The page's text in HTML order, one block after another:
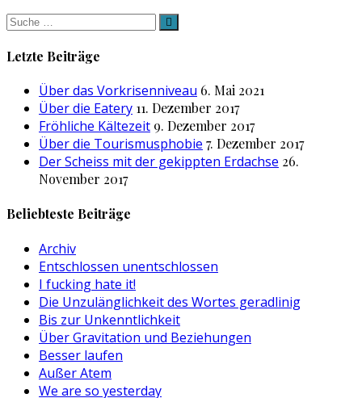
Suche
nach:
Letzte Beiträge
Über das Vorkrisenniveau 6. Mai 2021
Über die Eatery 11. Dezember 2017
Fröhliche Kältezeit 9. Dezember 2017
Über die Tourismusphobie 7. Dezember 2017
Der Scheiss mit der gekippten Erdachse 26.
November 2017
Beliebteste Beiträge
Archiv
Entschlossen unentschlossen
I fucking hate it!
Die Unzulänglichkeit des Wortes geradlinig
Bis zur Unkenntlichkeit
Über Gravitation und Beziehungen
Besser laufen
Außer Atem
We are so yesterday